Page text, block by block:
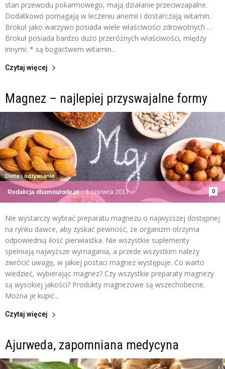
stan przewodu pokarmowego, mają działanie przeciwzapalne.
Dodatkowo pomagają w leczeniu anemii i dostarczają witamin.
Brokuł jako warzywo posiada wiele właściwości zdrowotnych …
Brokuł posiada bardzo dużo przeróżnych właściwości, między
innymi: * są bogactwem witamin...
Czytaj więcej
Magnez – najlepiej przyswajalne formy
Redakcja dbamourode.pl - 1 czerwca 2017 0
Dieta i odżywianie
Nie wystarczy wybrać preparatu magnezu o najwyższej dostępnej
na rynku dawce, aby zyskać pewność, że organizm otrzyma
odpowiednią ilość pierwiastka. Nie wszystkie suplementy
spełniają najwyższe wymagania, a przede wszystkim należy
zwrócić uwagę, w jakiej postaci magnez występuje. Co warto
wiedzieć, wybierając magnez? Czy wszystkie preparaty magnezy
są wysokiej jakości? Produkty magnezowe są wszechobecne.
Można je kupić...
Czytaj więcej
Ajurweda, zapomniana medycyna